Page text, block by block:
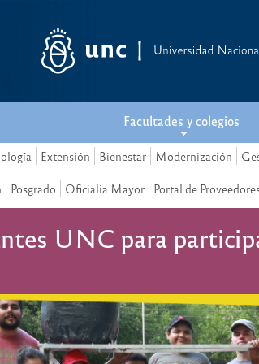
Facultades y colegios
Extensión Bienestar Modernización
Posgrado Oficialia Mayor Portal de
UNC para